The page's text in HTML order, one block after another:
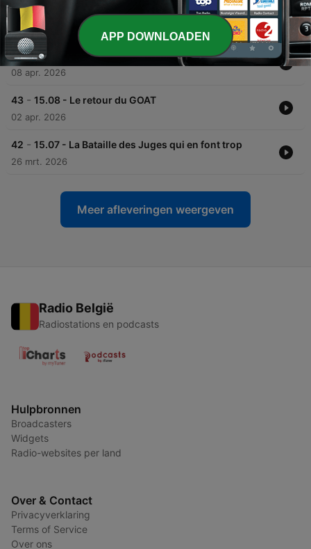
45 - 15.10 - ON A EU PEUR !
17 apr. 2026
44 - 15.09 - Vers la demi-finale et au-delà
08 apr. 2026
43 - 15.08 - Le retour du GOAT
02 apr. 2026
42 - 15.07 - La Bataille des Juges qui en font trop
26 mrt. 2026
Meer afleveringen weergeven
Radio België
Radiostations en podcasts
Hulpbronnen
Broadcasters
Widgets
Radio-websites per land
Over & Contact
Privacyverklaring
Terms of Service
Over ons
APP DOWNLOADEN